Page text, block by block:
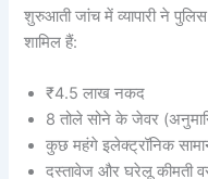
शुरुआती जांच में व्यापारी ने
शामिल हैं:
₹4.5 लाख नकद
8 तोले सोने के जेवर
कुछ महंगे इलेक्ट्रॉनिक
दस्तावेज और घरेलू कीमती